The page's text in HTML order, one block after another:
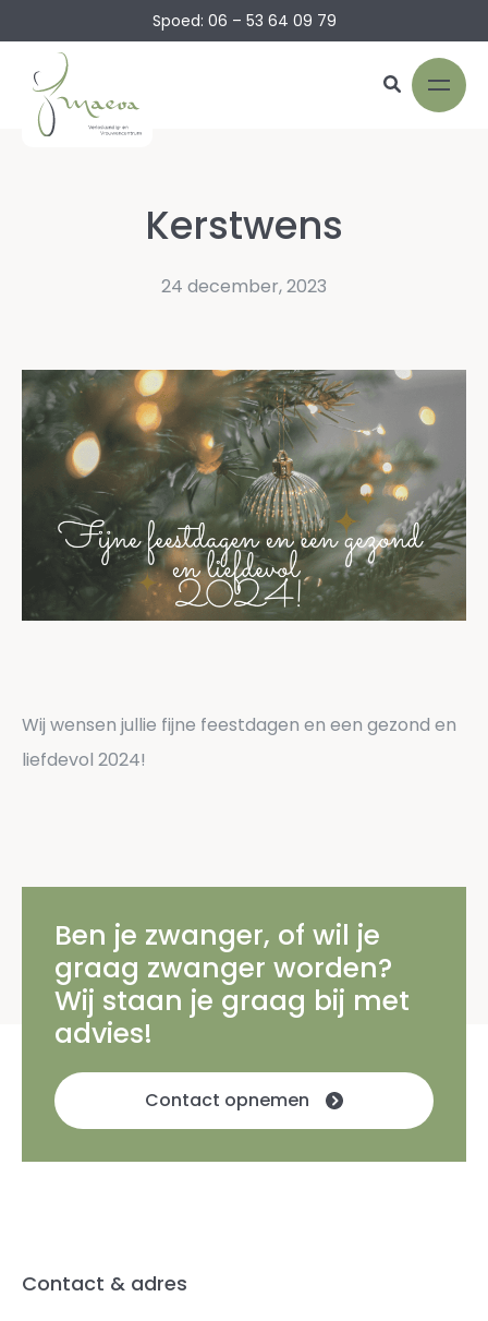
Spoed: 06 – 53 64 09 79
Kerstwens
24 december, 2023
Wij wensen jullie fijne feestdagen en een gezond en
liefdevol 2024!
Ben je zwanger, of wil je
graag zwanger worden?
Wij staan je graag bij met
advies!
Contact opnemen
Contact & adres